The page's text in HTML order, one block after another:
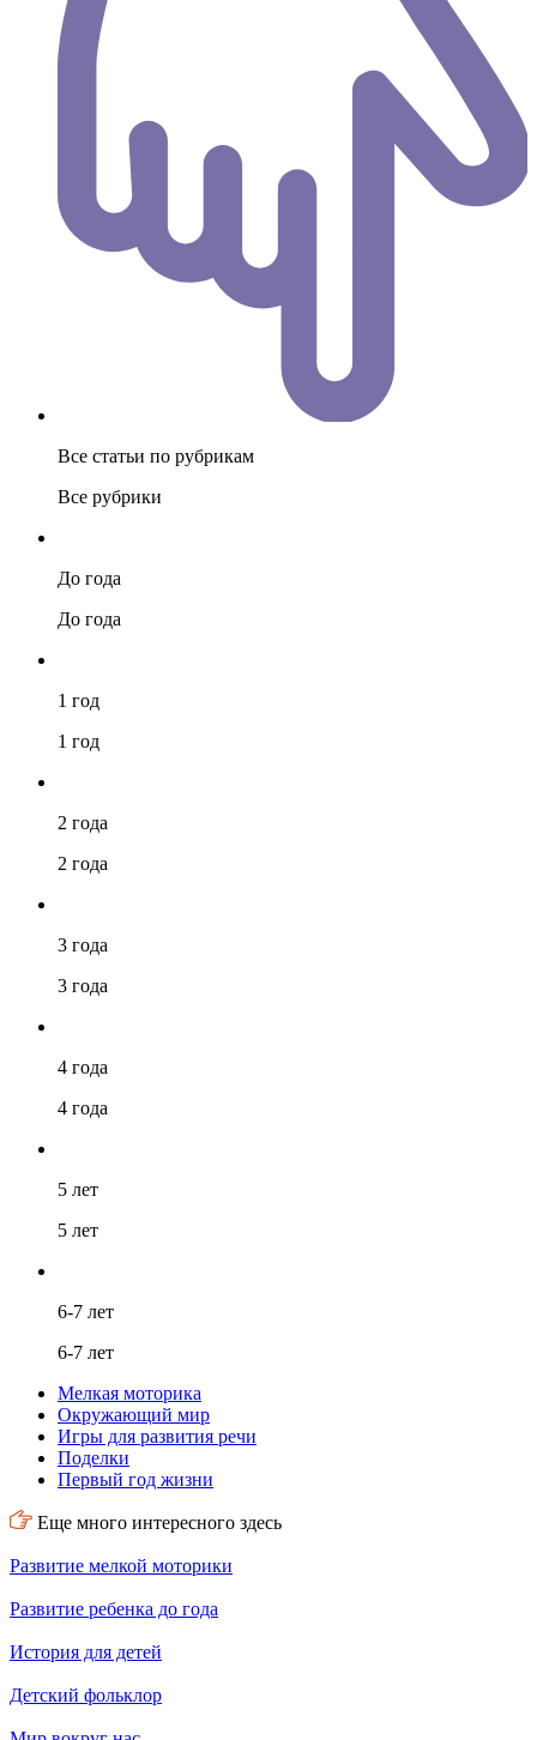
Все статьи по рубрикам
Все рубрики
До года
До года
1 год
1 год
2 года
2 года
3 года
3 года
4 года
4 года
5 лет
5 лет
6-7 лет
6-7 лет
Мелкая моторика
Окружающий мир
Игры для развития речи
Поделки
Первый год жизни
Еще много интересного здесь
Развитие мелкой моторики
Развитие ребенка до года
История для детей
Детский фольклор